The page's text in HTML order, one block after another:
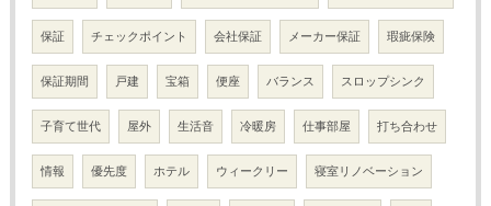
保証 チェックポイント 会社保証 メーカー保証 瑕疵保険
保証期間 戸建 宝箱 便座 バランス スロップシンク
子育て世代 屋外 生活音 冷暖房 仕事部屋 打ち合わせ
情報 優先度 ホテル ウィークリー 寝室リノベーション